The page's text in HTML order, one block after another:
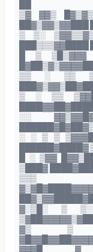
▒▓ ▓▓▒
██▓▒▓▓▒▓▓███ █
▒ ▒░
███▒▒▒▓▓████
█ ▒ ▒█▒▓▓▓
█▓██▒▓▒▓▓▓▓██
▒▒ ░ ▒▒
███▓▒▓▓▒██▓██
▒ ░ ▒▒
░░
░ ░ ▒ ▒
██████▓████▓
█ ░ ▒▓▓
▒███▓
▓░▒█░ ▒ ▒░
▓▒ ▒ ▓
▓▓▓█ ▓